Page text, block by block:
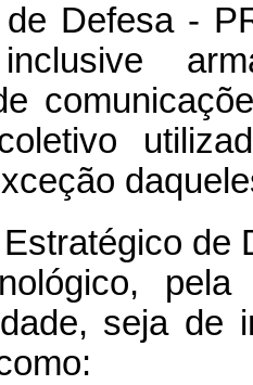
Defesa -
inclusive
de
seja de